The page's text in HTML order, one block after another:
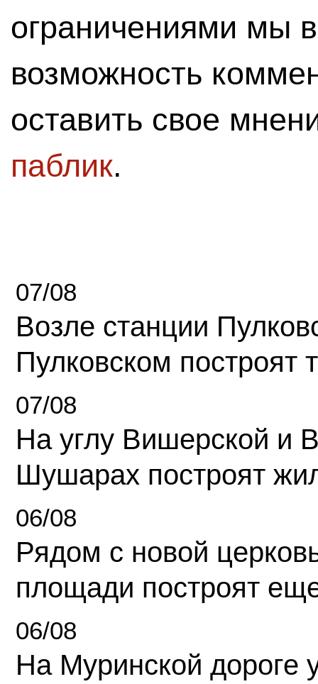
ограничениями мы
возможность
оставить свое
паблик.
07/08
Возле станции
Пулковском построят
07/08
На углу Вишерской и
Шушарах построят
06/08
Рядом с новой
площади построят
06/08
На Муринской дороге